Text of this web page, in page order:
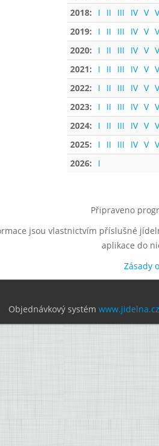
2018:
I II III IV V
2019:
I II III IV V
2020:
I II III IV V
2021:
I II III IV V
2022:
I II III IV V
2023:
I II III IV V
2024:
I II III IV V
2025:
I II III IV V
2026:
I
Připraveno
jsou vlastnictvím příslušné
aplikace do
Zásady
Objednávkový systém www.jidelna.cz